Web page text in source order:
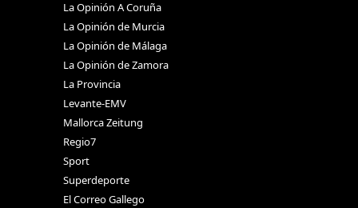
La Opinión A Coruña
La Opinión de Murcia
La Opinión de Málaga
La Opinión de Zamora
La Provincia
Levante-EMV
Mallorca Zeitung
Regio7
Sport
Superdeporte
El Correo Gallego